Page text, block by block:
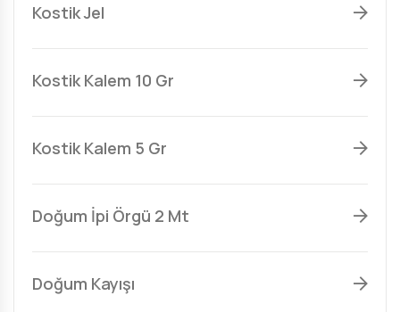
Kostik Jel
Kostik Kalem 10 Gr
Kostik Kalem 5 Gr
Doğum İpi Örgü 2 Mt
Doğum Kayışı